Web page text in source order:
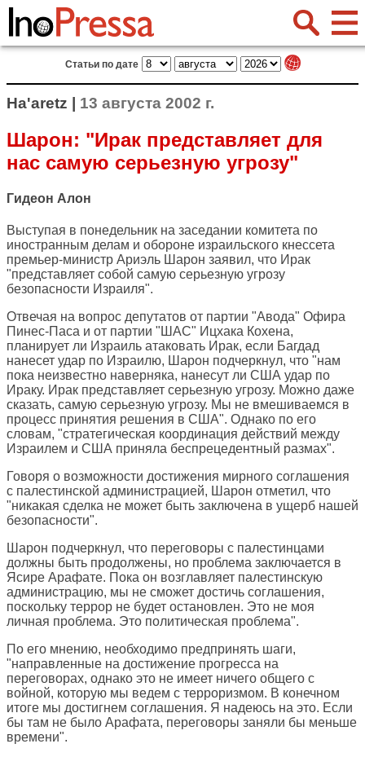
Статьи по дате
Ha'aretz | 13 августа 2002 г.
Шарон: "Ирак представляет для
нас самую серьезную угрозу"
Гидеон Алон
Выступая в понедельник на заседании комитета по
иностранным делам и обороне израильского кнессета
премьер-министр Ариэль Шарон заявил, что Ирак
"представляет собой самую серьезную угрозу
безопасности Израиля".
Отвечая на вопрос депутатов от партии "Авода" Офира
Пинес-Паса и от партии "ШАС" Ицхака Кохена,
планирует ли Израиль атаковать Ирак, если Багдад
нанесет удар по Израилю, Шарон подчеркнул, что "нам
пока неизвестно наверняка, нанесут ли США удар по
Ираку. Ирак представляет серьезную угрозу. Можно даже
сказать, самую серьезную угрозу. Мы не вмешиваемся в
процесс принятия решения в США". Однако по его
словам, "стратегическая координация действий между
Израилем и США приняла беспрецедентный размах".
Говоря о возможности достижения мирного соглашения
с палестинской администрацией, Шарон отметил, что
"никакая сделка не может быть заключена в ущерб нашей
безопасности".
Шарон подчеркнул, что переговоры с палестинцами
должны быть продолжены, но проблема заключается в
Ясире Арафате. Пока он возглавляет палестинскую
администрацию, мы не сможет достичь соглашения,
поскольку террор не будет остановлен. Это не моя
личная проблема. Это политическая проблема".
По его мнению, необходимо предпринять шаги,
"направленные на достижение прогресса на
переговорах, однако это не имеет ничего общего с
войной, которую мы ведем с терроризмом. В конечном
итоге мы достигнем соглашения. Я надеюсь на это. Если
бы там не было Арафата, переговоры заняли бы меньше
времени".